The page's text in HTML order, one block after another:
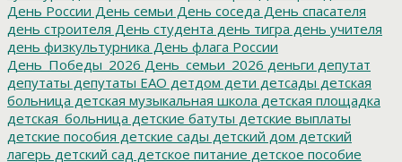
День России День семьи День соседа День спасателя
день строителя День студента день тигра день учителя
день физкультурника День флага России
День_Победы_2026 День_семьи_2026 деньги депутат
депутаты депутаты ЕАО детдом дети детсады детская
больница детская музыкальная школа детская площадка
детская_больница детские батуты детские выплаты
детские пособия детские сады детский дом детский
лагерь детский сад детское питание детское пособие